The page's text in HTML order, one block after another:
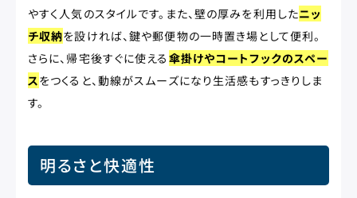
やすく人気のスタイルです。また、壁の厚みを利用したニッ
チ収納を設ければ、鍵や郵便物の一時置き場として便利。
さらに、帰宅後すぐに使える 傘掛けやコートフックのスペー
スをつくると、動線がスムーズになり生活感もすっきりしま
す。
明るさと快適性